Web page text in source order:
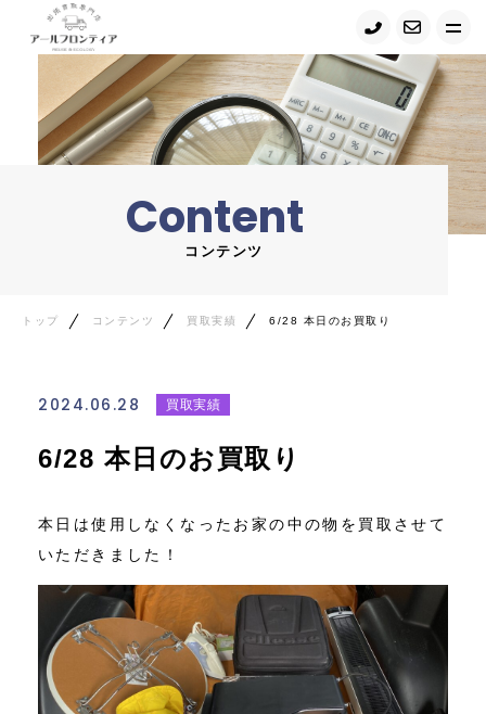
トップ
当店について
サービス紹介
コンテンツ・ニュース
Content
コンテンツ
トップ コンテンツ 買取実績 6/28 本日のお買取り
2024.06.28 買取実績
6/28 本日のお買取り
本日は使用しなくなったお家の中の物を買取させて
いただきました！